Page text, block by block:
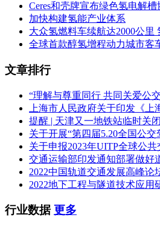
Ceres和壳牌宣布绿色氢电解槽
加快构建氢能产业体系
大众氢燃料车续航达2000公里
全球首款醇氢增程动力城市客
文章排行
“理解与尊重同行 共同关爱公
上海市人民政府关于印发《上
提醒 | 天津又一地铁站临时关闭
关于开展“第四届5.20全国公
关于申报2023年UITP全球公
交通运输部印发通知部署做好
2022中国轨道交通发展高峰论
2022地下工程与隧道技术应用
行业数据更多